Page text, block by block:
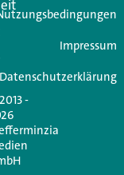
-
Impressum
Datenschutzerklärung